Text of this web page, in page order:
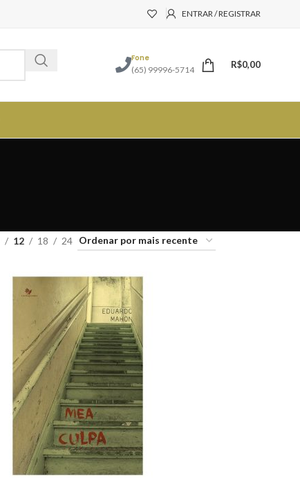
ENTRAR / REGISTRAR
Fone
(65) 99996-5714
R$0,00
12 18 24